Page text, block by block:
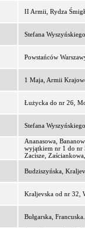
II Armii, Rydza
Stefana
Powstańców
1 Maja, Armii
Łużycka do nr 26,
Stefana
Ananasowa,
wyjątkiem nr 1 do nr
Zacisze,
Budziszyńska,
Kraljevska od nr 32,
Bułgarska, Francuska.